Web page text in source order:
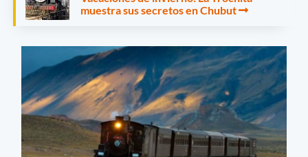
muestra sus secretos en Chubut